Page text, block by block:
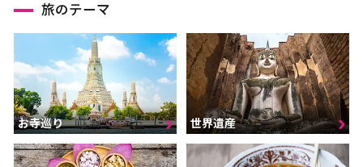
旅のテーマ
お寺巡り 世界遺産